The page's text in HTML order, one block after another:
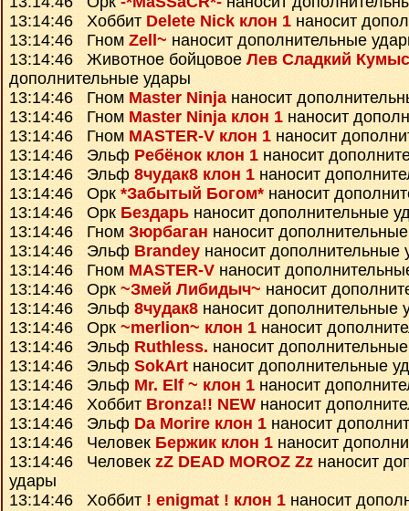
13:14:46 Хоббит Delete Nick клон 1 наносит
13:14:46 Гном Zell~ наносит дополнительные
13:14:46 Животное бойцовое Лев Сладкий Кумыс
дополнительные удары
13:14:46 Гном Master Ninjaнаносит
13:14:46 Гном Master Ninja клон 1 наносит
13:14:46 Гном MASTER-V клон 1 наносит
13:14:46 Эльф Ребёнок клон 1 наносит
13:14:46 Эльф 8чудак8 клон 1 наносит
13:14:46 Орк *Забытый Богом* наносит
13:14:46 Орк Бездарь наносит дополнительные
13:14:46 Гном Зюрбаган наносит
13:14:46 Эльф Brandey наносит дополнительные
13:14:46 Гном MASTER-V наносит
13:14:46 Орк ~Змей Либидыч~ наносит
13:14:46 Эльф 8чудак8 наносит дополнительные
13:14:46 Орк ~merlion~ клон 1 наносит
13:14:46 Эльф Ruthless. наносит
13:14:46 Эльф SokArt наносит дополнительные
13:14:46 Эльф Mr. Elf ~ клон 1 наносит
13:14:46 Хоббит Bronza!! NEW наносит
13:14:46 Эльф Da Morire клон 1 наносит
13:14:46 Человек Бержик клон 1 наносит
13:14:46 Человек zZ DEAD MOROZ Zz наносит
удары
13:14:46 Хоббит ! enigmat ! клон 1 наносит